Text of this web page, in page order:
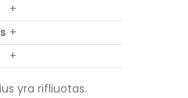
+
+
+
yra rifliuotas.